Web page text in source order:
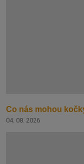
Co nás mohou
04. 08. 2026